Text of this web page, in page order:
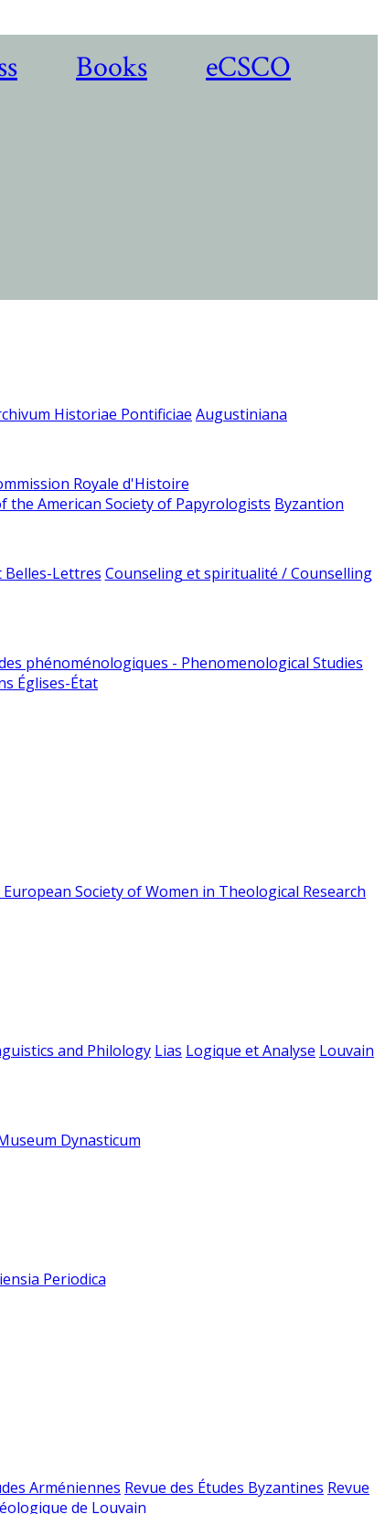
Books eCSCO
Historiae Pontificiae Augustiniana
Royale d'Histoire
the American Society of Papyrologists Byzantion
Belles-Lettres Counseling et spiritualité / Counselling
phénoménologiques - Phenomenological Studies
Églises-État
Society of Women in Theological Research
and Philology Lias Logique et Analyse Louvain
Dynasticum
Periodica
Arméniennes Revue des Études Byzantines Revue
de Louvain